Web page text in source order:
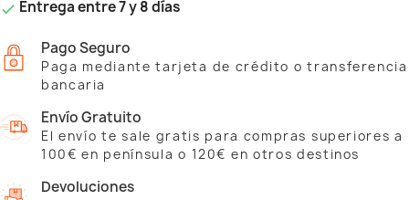
 Entrega entre 7 y 8 días
Pago Seguro
Paga mediante tarjeta de crédito o transferencia
bancaria
Envío Gratuito
El envío te sale gratis para compras superiores a
100€ en península o 120€ en otros destinos
Devoluciones